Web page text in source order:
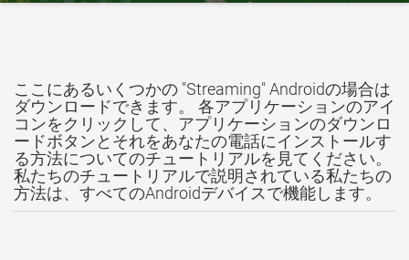
ここにあるいくつかの "Streaming" Androidの場合は
ダウンロードできます。 各アプリケーションのアイ
コンをクリックして、アプリケーションのダウンロ
ードボタンとそれをあなたの電話にインストールす
る方法についてのチュートリアルを見てください。
私たちのチュートリアルで説明されている私たちの
方法は、すべてのAndroidデバイスで機能します。